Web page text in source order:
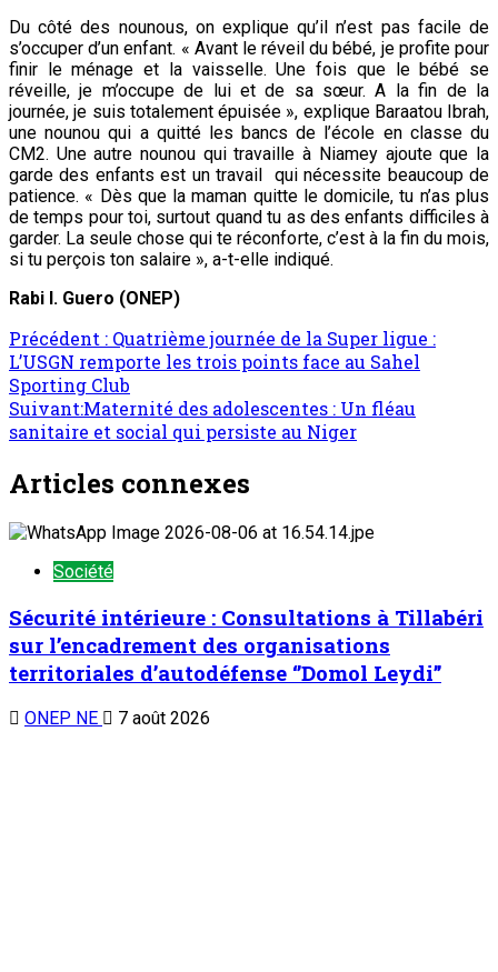
Du côté des nounous, on explique qu’il n’est pas facile de
s’occuper d’un enfant. « Avant le réveil du bébé, je profite pour
finir le ménage et la vaisselle. Une fois que le bébé se
réveille, je m’occupe de lui et de sa sœur. A la fin de la
journée, je suis totalement épuisée », explique Baraatou Ibrah,
une nounou qui a quitté les bancs de l’école en classe du
CM2. Une autre nounou qui travaille à Niamey ajoute que la
garde des enfants est un travail qui nécessite beaucoup de
patience. « Dès que la maman quitte le domicile, tu n’as plus
de temps pour toi, surtout quand tu as des enfants difficiles à
garder. La seule chose qui te réconforte, c’est à la fin du mois,
si tu perçois ton salaire », a-t-elle indiqué.
Rabi I. Guero (ONEP)
Précédent : Quatrième journée de la Super ligue :
L’USGN remporte les trois points face au Sahel
Sporting Club
Suivant:Maternité des adolescentes : Un fléau
sanitaire et social qui persiste au Niger
Articles connexes
Société
Sécurité intérieure : Consultations à Tillabéri
sur l’encadrement des organisations
territoriales d’autodéfense ‘’Domol Leydi’’
ONEP NE 7 août 2026